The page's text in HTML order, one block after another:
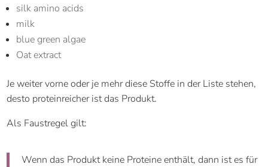
silk amino acids
milk
blue green algae
Oat extract
Je weiter vorne oder je mehr diese Stoffe in der Liste stehen,
desto proteinreicher ist das Produkt.
Als Faustregel gilt:
Wenn das Produkt keine Proteine enthält, dann ist es für